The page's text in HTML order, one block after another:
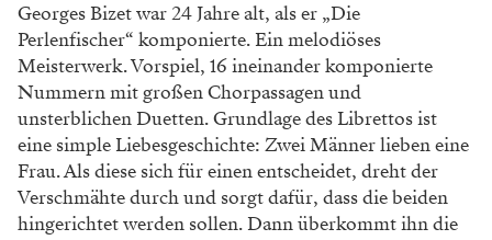
Georges Bizet war 24 Jahre alt, als er „Die
Perlenfischer“ komponierte. Ein melodiöses
Meisterwerk. Vorspiel, 16 ineinander komponierte
Nummern mit großen Chorpassagen und
unsterblichen Duetten. Grundlage des Librettosist
eine simple Liebesgeschichte: Zwei Männerlieben eine
Frau. Als diese sich für einen entscheidet, dreht der
Verschmähte durch und sorgt dafür, dass die beiden
hingerichtet werden sollen. Dann überkommt ihn die